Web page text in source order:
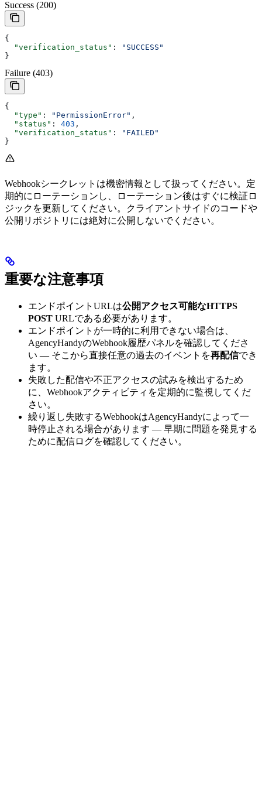
Success (200)
{
  "verification_status"
:
"SUCCESS"
}
Failure (403)
{
  "type"
: "PermissionError" ,
  "status"
: 403 ,
  "verification_status"
:
"FAILED"
}
Webhookシークレットは機密情報として扱ってください。定
期的にローテーションし、ローテーション後はすぐに検証ロ
ジックを更新してください。クライアントサイドのコードや
公開リポジトリには絶対に公開しないでください。
重要な注意事項
エンドポイントURLは公開アクセス可能なHTTPS
POST URLである必要があります。
エンドポイントが一時的に利用できない場合は、
AgencyHandyのWebhook履歴パネルを確認してくださ
い — そこから直接任意の過去のイベントを再配信でき
ます。
失敗した配信や不正アクセスの試みを検出するため
に、Webhookアクティビティを定期的に監視してくだ
さい。
繰り返し失敗するWebhookはAgencyHandyによって一
時停止される場合があります — 早期に問題を発見する
ために配信ログを確認してください。